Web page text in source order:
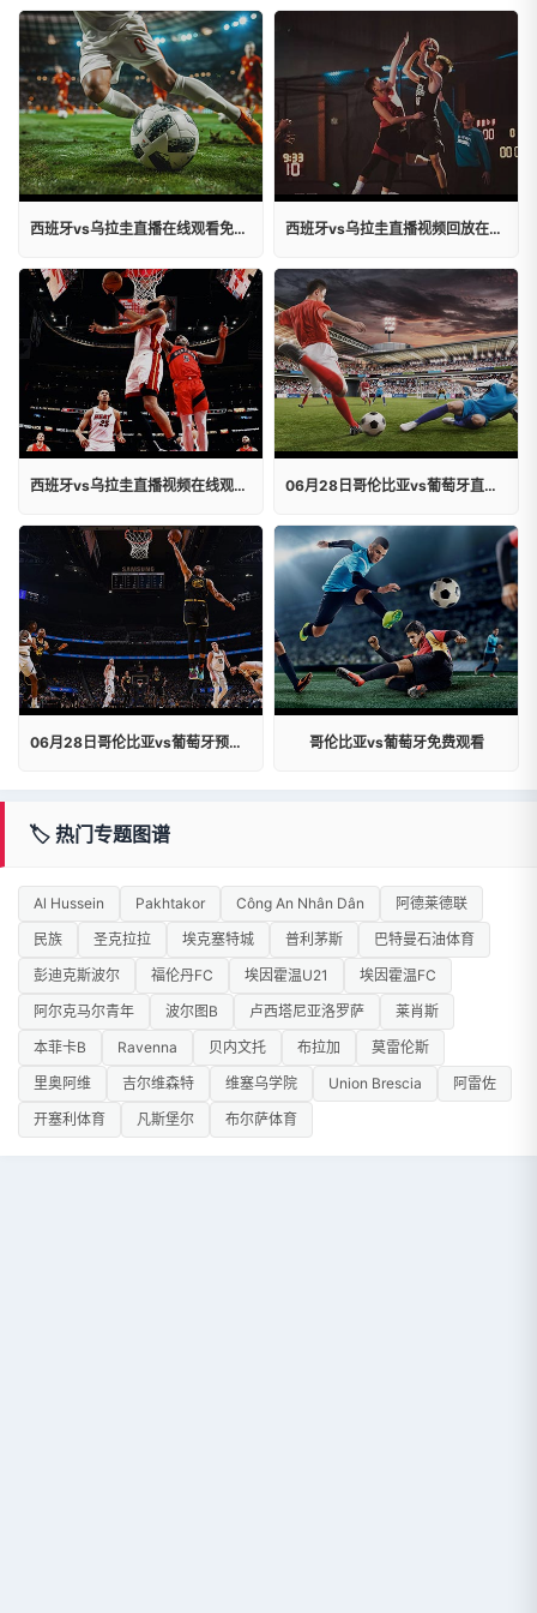
西班牙vs乌拉圭直播在线观看免费视频 西班牙vs乌拉圭直播视频回放在线观看
西班牙vs乌拉圭直播视频在线观看免费 06月28日哥伦比亚vs葡萄牙直播回放在线观看
06月28日哥伦比亚vs葡萄牙预测结果如何 哥伦比亚vs葡萄牙免费观看
🏷️ 热门专题图谱
Al Hussein Pakhtakor Công An Nhân Dân
阿德莱德联
民族
圣克拉拉 埃克塞特城 普利茅斯
巴特曼石油体育
彭迪克斯波尔
福伦丹FC 埃因霍温U21
埃因霍温FC
阿尔克马尔青年
波尔图B 卢西塔尼亚洛罗萨
莱肖斯
本菲卡B
Ravenna 贝内文托 布拉加
莫雷伦斯
里奥阿维
吉尔维森特 维塞乌学院 Union Brescia
阿雷佐
开塞利体育
凡斯堡尔 布尔萨体育